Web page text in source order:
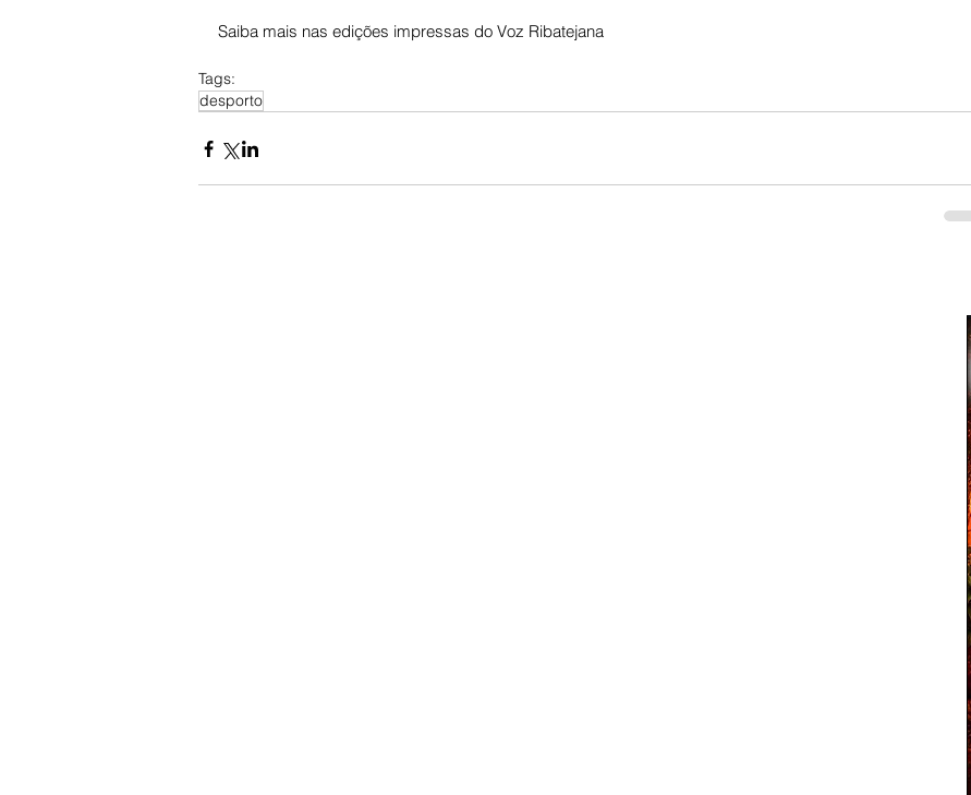
Saiba mais nas edições impressas do Voz Ribatejana
Tags:
desporto